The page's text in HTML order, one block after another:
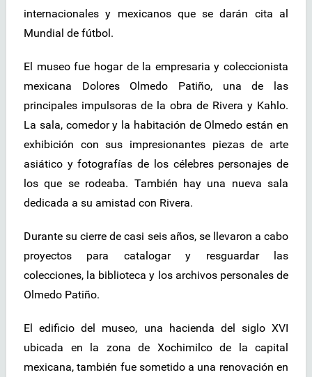
internacionales y mexicanos que se darán cita al
Mundial de fútbol.
El museo fue hogar de la empresaria y coleccionista
mexicana Dolores Olmedo Patiño, una de las
principales impulsoras de la obra de Rivera y Kahlo.
La sala, comedor y la habitación de Olmedo están en
exhibición con sus impresionantes piezas de arte
asiático y fotografías de los célebres personajes de
los que se rodeaba. También hay una nueva sala
dedicada a su amistad con Rivera.
Durante su cierre de casi seis años, se llevaron a cabo
proyectos para catalogar y resguardar las
colecciones, la biblioteca y los archivos personales de
Olmedo Patiño.
El edificio del museo, una hacienda del siglo XVI
ubicada en la zona de Xochimilco de la capital
mexicana, también fue sometido a una renovación en